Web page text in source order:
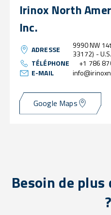
Irinox North
Inc.
ADRESSE
9990 NW
33172) -
TÉLÉPHONE
+1 786
E-MAIL
Google Maps
Besoin de
?